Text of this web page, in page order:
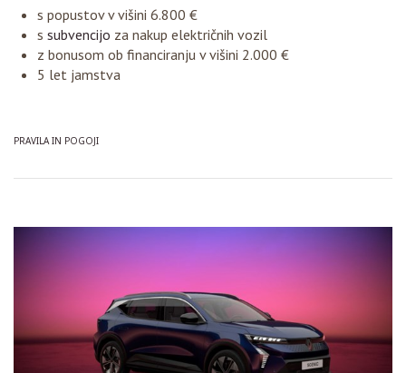
s popustov v višini 6.800 €
s subvencijo za nakup električnih vozil
z bonusom ob financiranju v višini 2.000 €
5 let jamstva
PRAVILA IN POGOJI